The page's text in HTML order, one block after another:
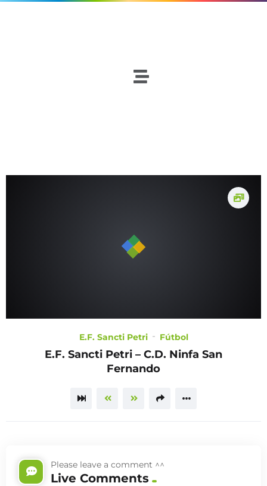
E.F. Sancti Petri Fútbol
E.F. Sancti Petri – C.D. Ninfa San
Fernando
Please leave a comment ^^
Live Comments